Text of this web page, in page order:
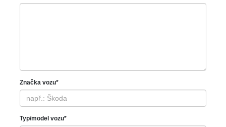
Značka vozu*
Typ/model vozu*